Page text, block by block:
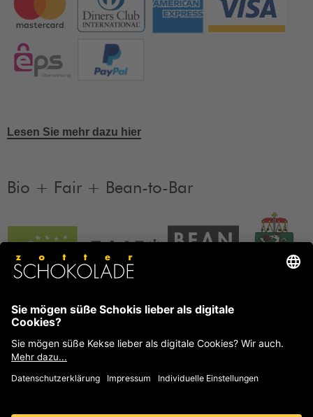
Lesen Sie mehr dazu hier
Bio + Fair + Bean-to-Bar
Unsere Produkte sind Bio + Fair + Bean-to-Bar.
Informationen
FAQ
Häufige Fragen und Antworten von Zotter